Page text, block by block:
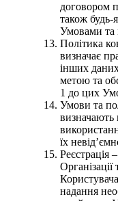
договором
також будь-
Умовами та
Політика
визначає
інших
метою та
1 до цих
Умови та
визначають
їх
Реєстрація
надання